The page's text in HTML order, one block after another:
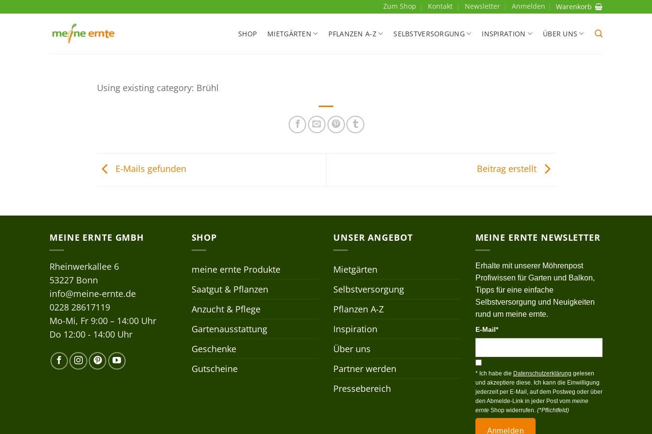
Zum Shop Kontakt Newsletter Anmelden Warenkorb
SHOP MIETGÄRTEN PFLANZEN A-Z SELBSTVERSORGUNG INSPIRATION ÜBER UNS
Using existing category: Brühl
E-Mails gefunden Beitrag erstellt
MEINE ERNTE GMBH
Rheinwerkallee 6
53227 Bonn
info@meine-ernte.de
0228 28617119
Mo-Mi, Fr 9:00 – 14:00 Uhr
Do 12:00 - 14:00 Uhr
SHOP
meine ernte Produkte
Saatgut & Pflanzen
Anzucht & Pflege
Gartenausstattung
Geschenke
Gutscheine
UNSER ANGEBOT
Mietgärten
Selbstversorgung
Pflanzen A-Z
Inspiration
Über uns
Partner werden
Pressebereich
MEINE ERNTE NEWSLETTER
Erhalte mit unserer Möhrenpost
Profiwissen für Garten und Balkon,
Tipps für eine einfache
Selbstversorgung und Neuigkeiten
rund um meine ernte.
E-Mail*
* Ich habe die Datenschutzerklärung gelesen
und akzeptiere diese. Ich kann die Einwilligung
jederzeit per E-Mail, auf dem Postweg oder über
den Abmelde-Link in jeder Post vom meine
ernteShop widerrufen. (*Pflichtfeld)
Anmelden